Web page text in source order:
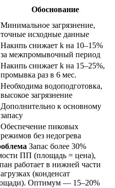
Обоснование
Минимальное загрязнение,
точные исходные данные
Накипь снижает k на 10–15%
за межпромывочный период
Накипь снижает k на 15–25%,
промывка раз в 6 мес.
Необходима водоподготовка,
высокое загрязнение
Дополнительно к основному
запасу
Обеспечение пиковых
режимов без недогрева
Запас более 30%
ПП (площадь = цена),
работает в нижней части
(конденсат
Оптимум — 15–20%